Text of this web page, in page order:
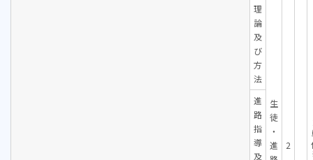
理
論
及
び
方
法
生
徒
・
進
2
進
路
指
導
及